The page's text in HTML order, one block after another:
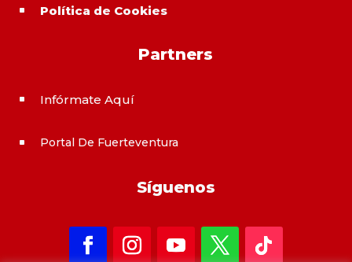
^ Política de Cookies
Partners
^ Infórmate Aquí
^ Portal De Fuerteventura
Síguenos